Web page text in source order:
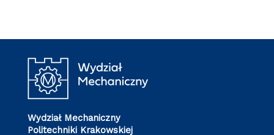
Wydział Mechaniczny
Politechniki Krakowskiej